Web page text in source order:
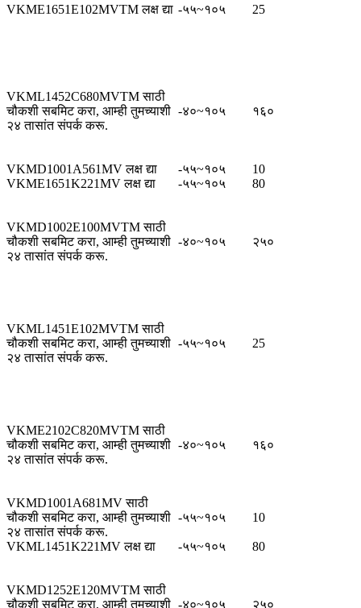
VKME1651E102MVTM लक्ष द्या -५५~१०५ 25
VKML1452C680MVTM साठी
चौकशी सबमिट करा, आम्ही तुमच्याशी
२४ तासांत संपर्क करू.
-४०~१०५ १६०
VKMD1001A561MV लक्ष द्या -५५~१०५
10
VKME1651K221MV लक्ष द्या
-५५~१०५ 80
VKMD1002E100MVTM साठी
चौकशी सबमिट करा, आम्ही तुमच्याशी
२४ तासांत संपर्क करू.
-४०~१०५ २५०
VKML1451E102MVTM साठी
चौकशी सबमिट करा, आम्ही तुमच्याशी
२४ तासांत संपर्क करू.
-५५~१०५ 25
VKME2102C820MVTM साठी
चौकशी सबमिट करा, आम्ही तुमच्याशी
२४ तासांत संपर्क करू.
-४०~१०५ १६०
VKMD1001A681MV साठी
चौकशी सबमिट करा, आम्ही तुमच्याशी
२४ तासांत संपर्क करू.
-५५~१०५ 10
VKML1451K221MV लक्ष द्या -५५~१०५ 80
VKMD1252E120MVTM साठी
चौकशी सबमिट करा, आम्ही तुमच्याशी -४०~१०५ २५०